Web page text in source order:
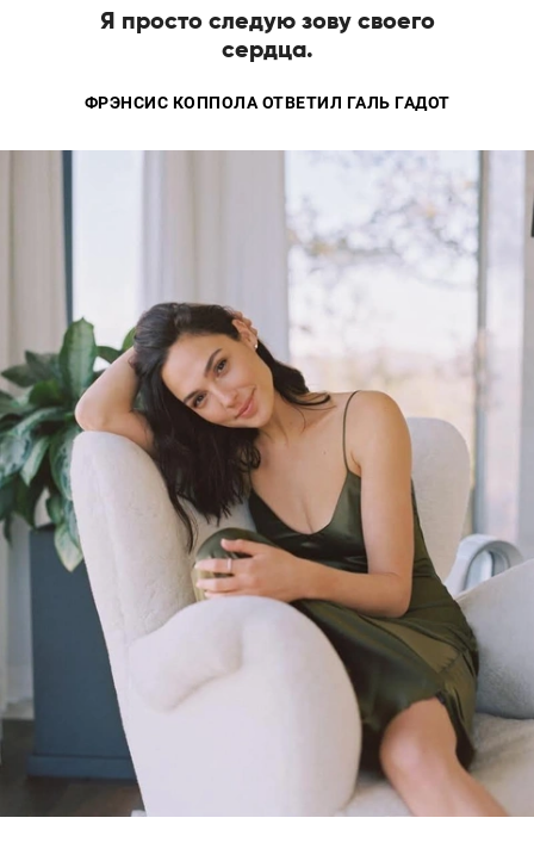
Я просто следую зову своего
сердца.
ФРЭНСИС КОППОЛА ОТВЕТИЛ ГАЛЬ ГАДОТ